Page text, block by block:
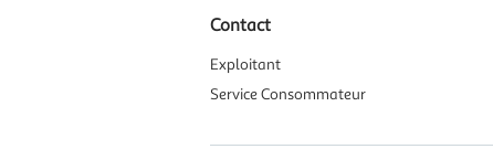
Contact
Exploitant
Service Consommateur